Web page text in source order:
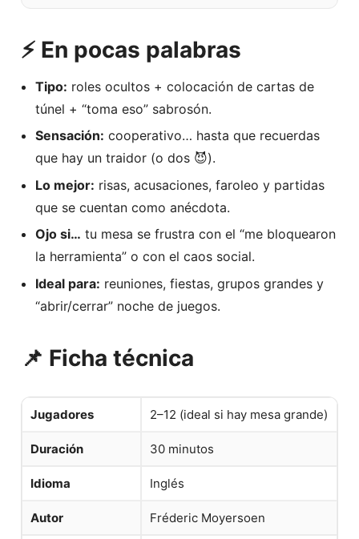
⚡ En pocas palabras
Tipo: roles ocultos + colocación de cartas de
túnel + “toma eso” sabrosón.
Sensación: cooperativo… hasta que recuerdas
que hay un traidor (o dos 😈).
Lo mejor: risas, acusaciones, faroleo y partidas
que se cuentan como anécdota.
Ojo si… tu mesa se frustra con el “me bloquearon
la herramienta” o con el caos social.
Ideal para: reuniones, fiestas, grupos grandes y
“abrir/cerrar” noche de juegos.
📌 Ficha técnica
Jugadores 2–12 (ideal si hay mesa grande)
Duración 30 minutos
Idioma Inglés
Autor Fréderic Moyersoen